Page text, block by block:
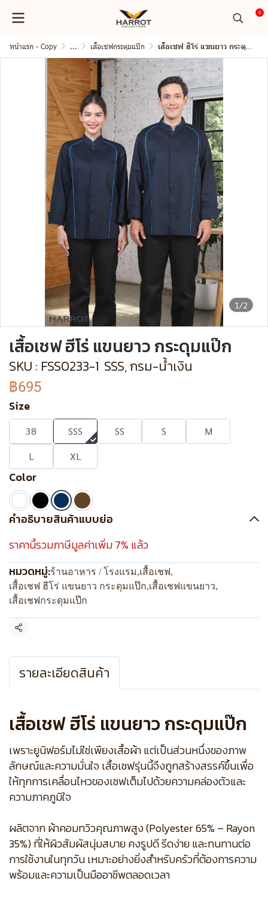
0
หน้าแรก - Copy ... เสื้อเชฟกระดุมแป๊ก เสื้อเชฟ ฮีโร่ แขนยาว กระดุมแป๊ก
1/2
เสื้อเชฟ ฮีโร่ แขนยาว กระดุมแป๊ก
SKU : FSS0233-1 SSS, กรม-น้ำเงิน
฿695
Size
38 SSS SS S
M
L
XL
Color
คำอธิบายสินค้าแบบย่อ
ราคานี้รวมภาษีมูลค่าเพิ่ม 7% แล้ว
หมวดหมู่:ร้านอาหาร / โรงแรม,เสื้อเชฟ,
เสื้อเชฟ ฮีโร่ แขนยาว กระดุมแป๊ก,เสื้อเชฟแขนยาว,
เสื้อเชฟกระดุมแป๊ก
แชร์
รายละเอียดสินค้า
เสื้อเชฟ ฮีโร่ แขนยาว กระดุมแป๊ก
เพราะยูนิฟอร์มไม่ใช่เพียงเสื้อผ้า แต่เป็นส่วนหนึ่งของภาพ
ลักษณ์และความมั่นใจ เสื้อเชฟรุ่นนี้จึงถูกสร้างสรรค์ขึ้นเพื่อ
ให้ทุกการเคลื่อนไหวของเชฟเต็มไปด้วยความคล่องตัวและ
ความภาคภูมิใจ
ผลิตจาก ผ้าคอมทวิวคุณภาพสูง (Polyester 65% – Rayon
35%) ที่ให้ผิวสัมผัสนุ่มสบาย คงรูปดี รีดง่าย และทนทานต่อ
การใช้งานในทุกวัน เหมาะอย่างยิ่งสำหรับครัวที่ต้องการความ
พร้อมและความเป็นมืออาชีพตลอดเวลา